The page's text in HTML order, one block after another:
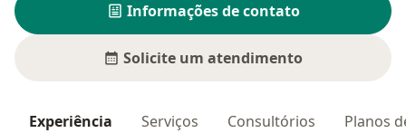
Informações de contato
Solicite um atendimento
Experiência Serviços Consultórios Planos